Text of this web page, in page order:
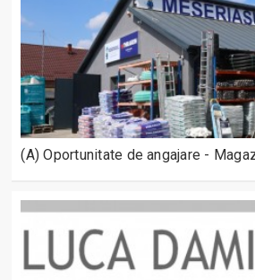
(A) Oportunitate de angajare -